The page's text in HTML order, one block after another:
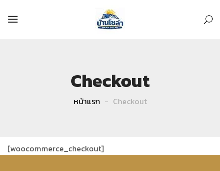
Checkout
หน้าแรก Checkout
[woocommerce_checkout]